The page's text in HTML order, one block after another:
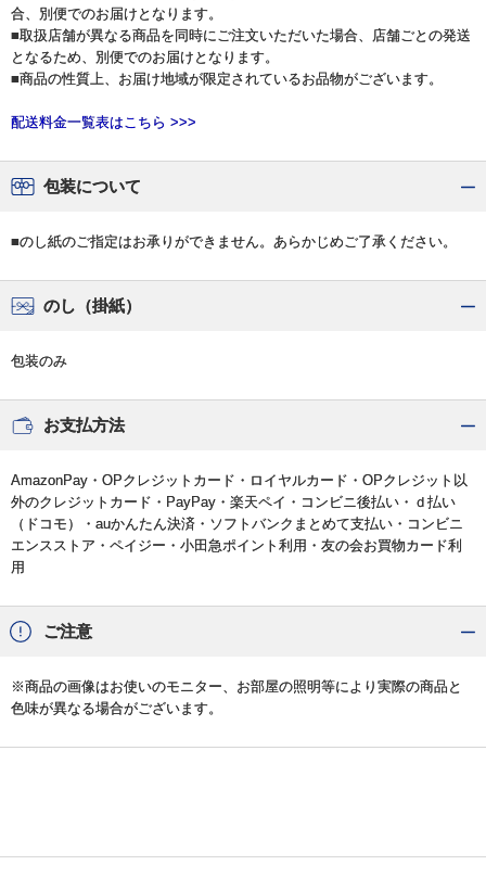
合、別便でのお届けとなります。
■取扱店舗が異なる商品を同時にご注文いただいた場合、店舗ごとの発送
となるため、別便でのお届けとなります。
■商品の性質上、お届け地域が限定されているお品物がございます。
配送料金一覧表はこちら >>>
包装について
■のし紙のご指定はお承りができません。あらかじめご了承ください。
のし（掛紙）
包装のみ
お支払方法
AmazonPay・OPクレジットカード・ロイヤルカード・OPクレジット以
外のクレジットカード・PayPay・楽天ペイ・コンビニ後払い・ｄ払い
（ドコモ）・auかんたん決済・ソフトバンクまとめて支払い・コンビニ
エンスストア・ペイジー・小田急ポイント利用・友の会お買物カード利
用
ご注意
※商品の画像はお使いのモニター、お部屋の照明等により実際の商品と
色味が異なる場合がございます。